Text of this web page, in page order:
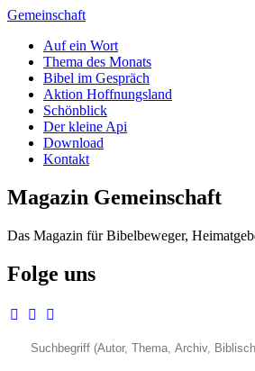
Zum
springen
Gemeinschaft
Auf ein Wort
Thema des Monats
Bibel im Gespräch
Aktion Hoffnungsland
Schönblick
Der kleine Api
Download
Kontakt
Magazin Gemeinschaft
Das Magazin für Bibelbeweger,
Folge uns